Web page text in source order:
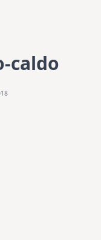
caldo